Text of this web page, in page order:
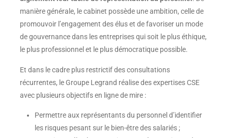
manière générale, le cabinet possède une ambition, celle de
promouvoir l’engagement des élus et de favoriser un mode
de gouvernance dans les entreprises qui soit le plus éthique,
le plus professionnel et le plus démocratique possible.
Et dans le cadre plus restrictif des consultations
récurrentes, le Groupe Legrand réalise des expertises CSE
avec plusieurs objectifs en ligne de mire :
Permettre aux représentants du personnel d’identifier
les risques pesant sur le bien-être des salariés ;